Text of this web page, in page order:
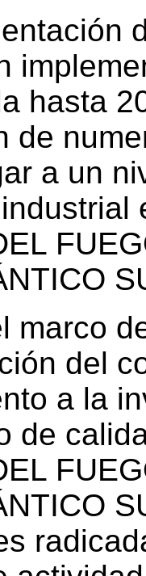
hasta
de
a un
marco
del
a la
de